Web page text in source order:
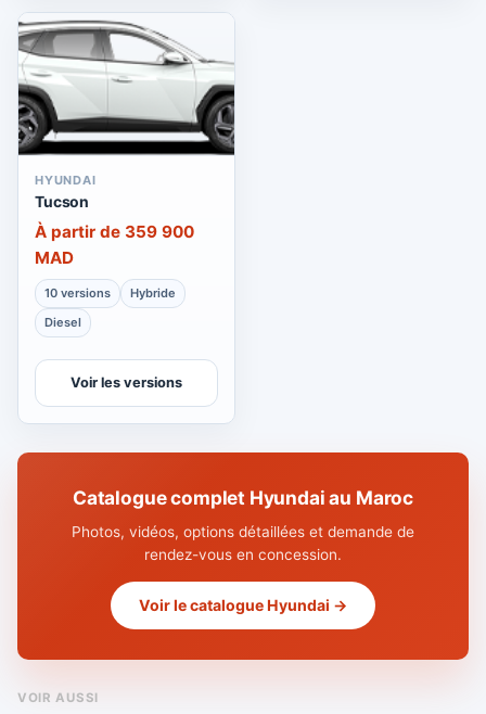
HYUNDAI
Tucson
À partir de 359 900
MAD
10 versions
Hybride
Diesel
Voir les versions
Catalogue complet Hyundai au Maroc
Photos, vidéos, options détaillées et demande de
rendez-vous en concession.
Voir le catalogue Hyundai →
VOIR AUSSI